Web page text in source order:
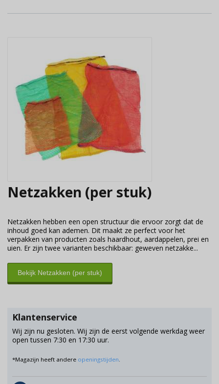
Netzakken (per stuk)
Netzakken hebben een open structuur die ervoor zorgt dat de
inhoud goed kan ademen. Dit maakt ze perfect voor het
verpakken van producten zoals haardhout, aardappelen, prei en
uien. Er zijn twee varianten beschikbaar: geweven netzakke...
Bekijk Netzakken (per stuk)
Klantenservice
Wij zijn nu gesloten. Wij zijn de eerst volgende werkdag weer
open tussen 7:30 en 17:30 uur.
*Magazijn heeft andere openingstijden